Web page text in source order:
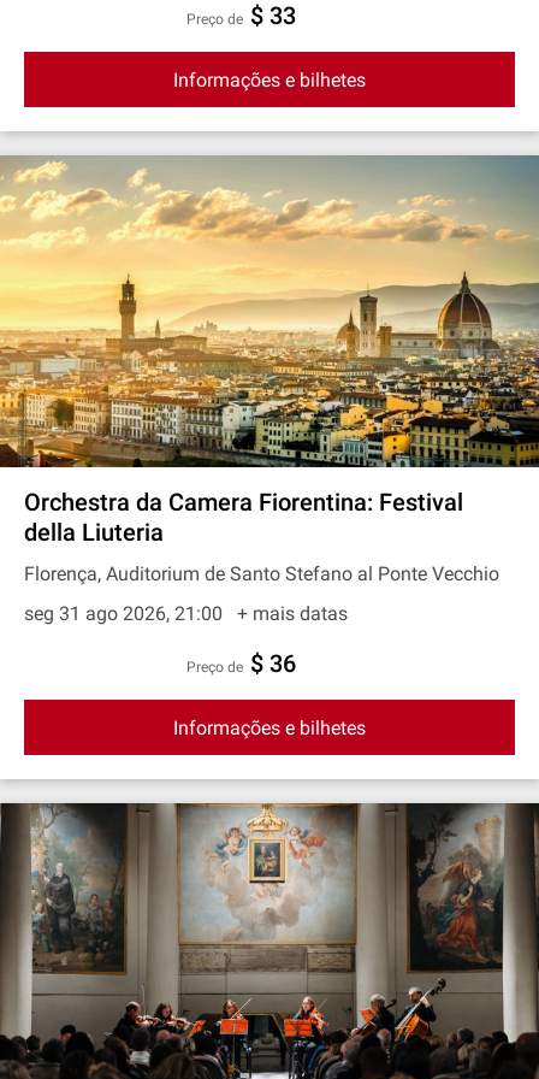
preço de $ 33
Informações e bilhetes
Orchestra da Camera Fiorentina: Festival
della Liuteria
Florença, Auditorium de Santo Stefano al Ponte Vecchio
seg 31 ago 2026, 21:00
+ mais datas
preço de $ 36
Informações e bilhetes